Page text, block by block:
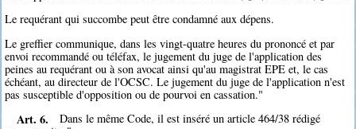
Le requérant qui succombe peut être condamné aux dépens.
Le greffier communique, dans les vingt-quatre heures du prononcé et par
envoi recommandé ou téléfax, le jugement du juge de l'application des
peines au requérant ou à son avocat ainsi qu'au magistrat EPE et, le cas
échéant, au directeur de l'OCSC. Le jugement du juge de l'application n'est
pas susceptible d'opposition ou de pourvoi en cassation."
Art. 6.
Dans le même Code, il est inséré un article 464/38 rédigé